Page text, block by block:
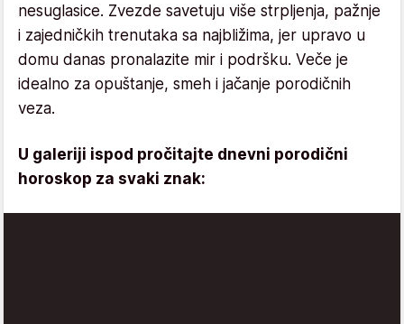
nesuglasice. Zvezde savetuju više strpljenja, pažnje
i zajedničkih trenutaka sa najbližima, jer upravo u
domu danas pronalazite mir i podršku. Veče je
idealno za opuštanje, smeh i jačanje porodičnih
veza.
U galeriji ispod pročitajte dnevni porodični
horoskop za svaki znak: